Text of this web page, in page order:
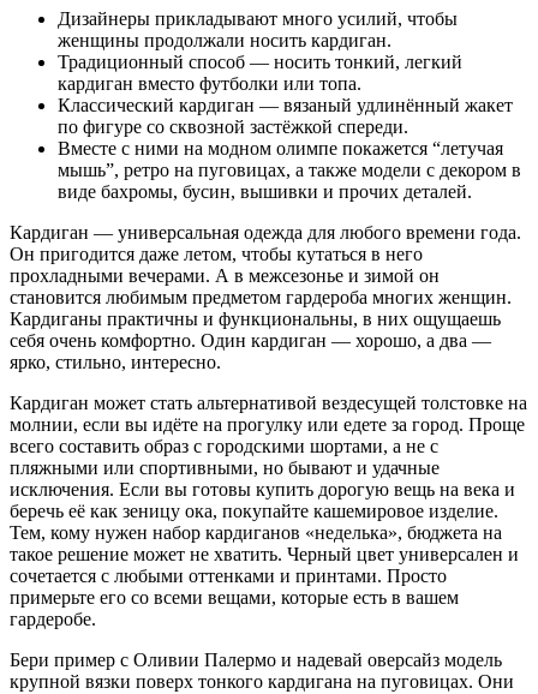
Дизайнеры прикладывают много усилий, чтобы
женщины продолжали носить кардиган.
Традиционный способ — носить тонкий, легкий
кардиган вместо футболки или топа.
Классический кардиган — вязаный удлинённый жакет
по фигуре со сквозной застёжкой спереди.
Вместе с ними на модном олимпе покажется “летучая
мышь”, ретро на пуговицах, а также модели с декором в
виде бахромы, бусин, вышивки и прочих деталей.
Кардиган — универсальная одежда для любого времени года.
Он пригодится даже летом, чтобы кутаться в него
прохладными вечерами. А в межсезонье и зимой он
становится любимым предметом гардероба многих женщин.
Кардиганы практичны и функциональны, в них ощущаешь
себя очень комфортно. Один кардиган — хорошо, а два —
ярко, стильно, интересно.
Кардиган может стать альтернативой вездесущей толстовке на
молнии, если вы идёте на прогулку или едете за город. Проще
всего составить образ с городскими шортами, а не с
пляжными или спортивными, но бывают и удачные
исключения. Если вы готовы купить дорогую вещь на века и
беречь её как зеницу ока, покупайте кашемировое изделие.
Тем, кому нужен набор кардиганов «неделька», бюджета на
такое решение может не хватить. Черный цвет универсален и
сочетается с любыми оттенками и принтами. Просто
примерьте его со всеми вещами, которые есть в вашем
гардеробе.
Бери пример с Оливии Палермо и надевай оверсайз модель
крупной вязки поверх тонкого кардигана на пуговицах. Они